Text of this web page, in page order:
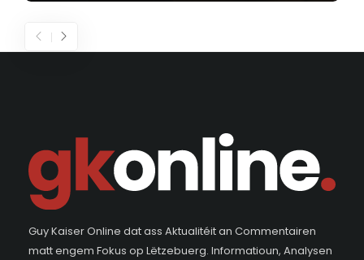
Guy Kaiser Online dat ass Aktualitéit an Commentairen
matt engem Fokus op Lëtzebuerg. Informatioun, Analysen